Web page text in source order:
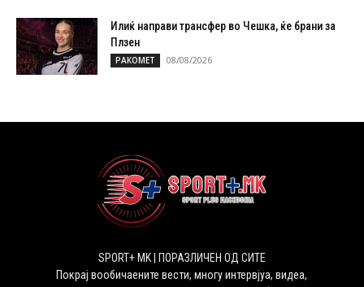
Илиќ направи трансфер во Чешка, ќе брани за
Плзен
РАКОМЕТ 08/08/2026
SPORT+ MK | ПОРАЗЛИЧЕН ОД СИТЕ
Покрај вообичаените вести, многу интервјуа, видеа,